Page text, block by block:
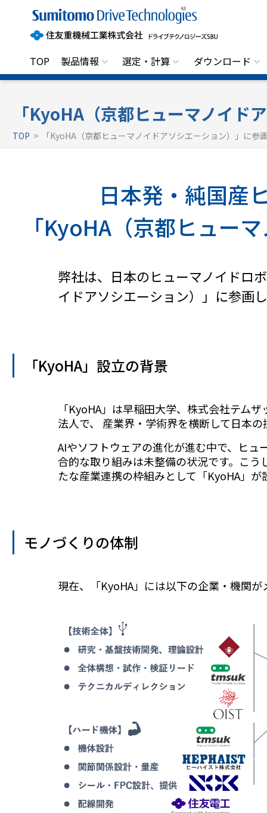
住
友
重
機
工
業
株
社
ラ
ズ
TOP 製品情報 選定・計算 ダウンロード
「KyoHA（京都ヒューマノイド
TOP > 「KyoHA（京都ヒューマノイドアソシエーション）」に参
日本発・純国産
「KyoHA（京都ヒュー
弊社は、日本のヒューマノイドロ
イドアソシエーション）」に参画
「KyoHA」設立の背景
「KyoHA」は早稲田大学、株式会社テム
法人で、 産業界・学術界を横断して日本
AIやソフトウェアの進化が進む中で、ヒ
合的な取り組みは未整備の状況です。こ
たな産業連携の枠組みとして「KyoHA」
モノづくりの体制
現在、「KyoHA」には以下の企業・機関